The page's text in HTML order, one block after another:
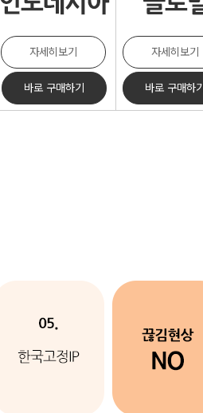
자세히보기
바로 구매하기
자세히보기
바로 구매하기